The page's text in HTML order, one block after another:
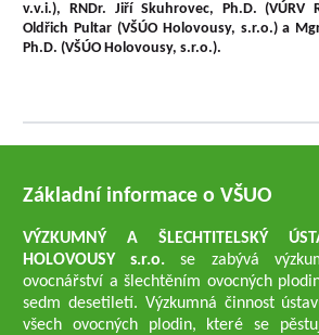
v.v.i.), RNDr. Jiří Skuhrovec, Ph.D. (VÚRV
Oldřich Pultar (VŠÚO Holovousy, s.r.o.) a
Ph.D. (VŠÚO Holovousy, s.r.o.).
Základní informace o VŠUO
VÝZKUMNÝ A ŠLECHTITELSKÝ
HOLOVOUSY s.r.o.se zabývá
ovocnářství a šlechtěním ovocných
sedm desetiletí. Výzkumná činnost
všech ovocných plodin, které se